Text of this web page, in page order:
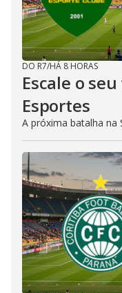
DO R7/HÁ 8 HORAS
Escale o
Esportes
A próxima batalha na